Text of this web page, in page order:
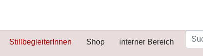
StillbegleiterInnen Shop interner Bereich